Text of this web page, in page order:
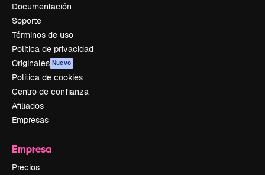
Documentación
Soporte
Términos de uso
Política de privacidad
Originales Nuevo
Política de cookies
Centro de confianza
Afiliados
Empresas
Empresa
Precios